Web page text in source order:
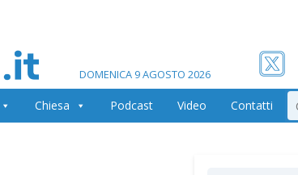
DOMENICA 9 AGOSTO 2026
Chiesa Podcast Video Contatti